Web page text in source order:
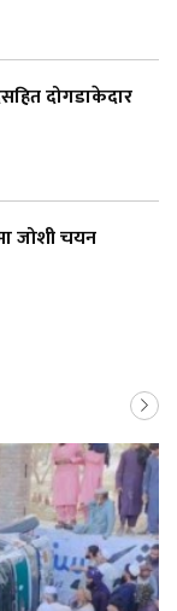
दोगडाकेदार
जोशी चयन